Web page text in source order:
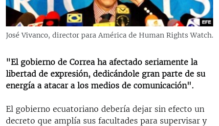
RADIO MARTÍ
ESPECIALES
LA REALIDAD DE LA VIVIENDA EN CUBA
SER VIEJO EN CUBA
LOS SANTOS DE HIALEAH
EDITORIALES
SÍGUENOS
José Vivanco, director para América de Human Rights Watch.
"El gobierno de Correa ha afectado seriamente la
libertad de expresión, dedicándole gran parte de su
energía a atacar a los medios de comunicación".
El gobierno ecuatoriano debería dejar sin efecto un
decreto que amplía sus facultades para supervisar y